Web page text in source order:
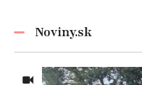
Noviny.sk